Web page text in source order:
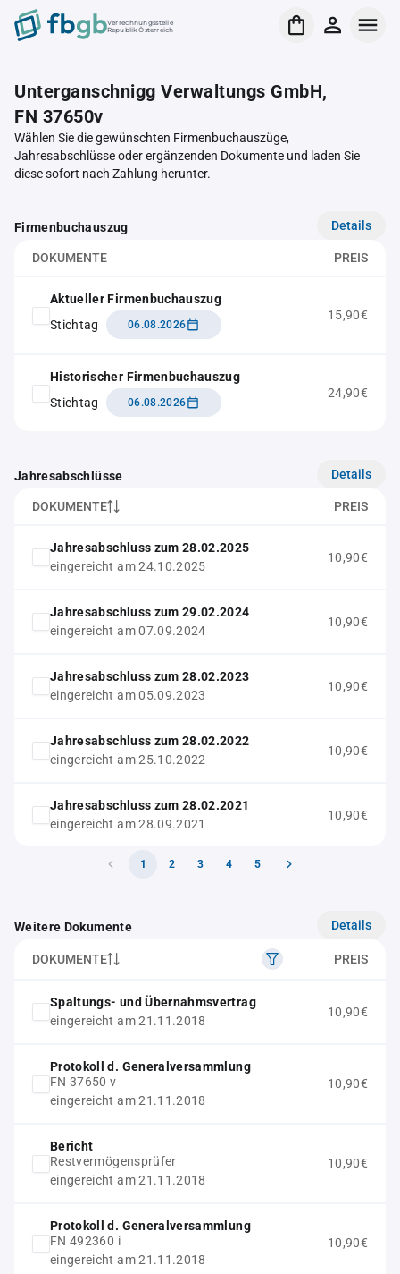
Verrechnungsstelle
Republik Österreich
Unterganschnigg Verwaltungs GmbH,
FN 37650v
Wählen Sie die gewünschten Firmenbuchauszüge,
Jahresabschlüsse oder ergänzenden Dokumente und laden Sie
diese sofort nach Zahlung herunter.
Firmenbuchauszug Details
DOKUMENTE PREIS
Aktueller Firmenbuchauszug
Stichtag
06.08.2026
15,90€
Historischer Firmenbuchauszug
Stichtag
06.08.2026
24,90€
Jahresabschlüsse Details
DOKUMENTE PREIS
Jahresabschluss zum 28.02.2025
eingereicht am 24.10.2025
10,90€
Jahresabschluss zum 29.02.2024
eingereicht am 07.09.2024
10,90€
Jahresabschluss zum 28.02.2023
eingereicht am 05.09.2023
10,90€
Jahresabschluss zum 28.02.2022
eingereicht am 25.10.2022
10,90€
Jahresabschluss zum 28.02.2021
eingereicht am 28.09.2021
10,90€
1 2 3 4 5
Weitere Dokumente Details
DOKUMENTE PREIS
Spaltungs- und Übernahmsvertrag
eingereicht am 21.11.2018
10,90€
Protokoll d. Generalversammlung
FN 37650 v
eingereicht am 21.11.2018
10,90€
Bericht
Restvermögensprüfer
eingereicht am 21.11.2018
10,90€
Protokoll d. Generalversammlung
FN 492360 i
eingereicht am 21.11.2018
10,90€